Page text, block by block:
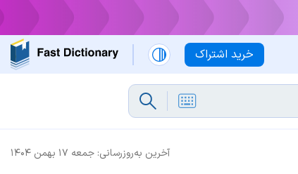
خرید اشتراک
آخرین به‌روزرسانی: جمعه ۱۷ بهمن ۱۴۰۴